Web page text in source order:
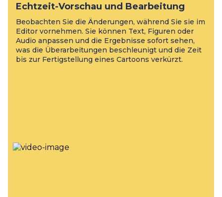
Echtzeit-Vorschau und Bearbeitung
Beobachten Sie die Änderungen, während Sie sie im
Editor vornehmen. Sie können Text, Figuren oder
Audio anpassen und die Ergebnisse sofort sehen,
was die Überarbeitungen beschleunigt und die Zeit
bis zur Fertigstellung eines Cartoons verkürzt.